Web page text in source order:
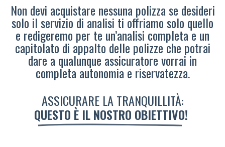
Non devi acquistare nessuna polizza se desideri
solo il servizio di analisi ti offriamo solo quello
e redigeremo per te un’analisi completa e un
capitolato di appalto delle polizze che potrai
dare a qualunque assicuratore vorrai in
completa autonomia e riservatezza.
ASSICURARE LA TRANQUILLITÀ:
QUESTO È IL NOSTRO OBIETTIVO!